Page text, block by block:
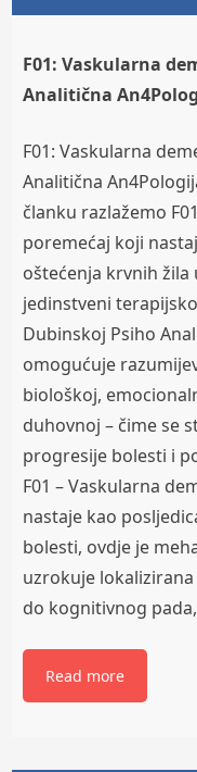
F01: Vaskularna
Analitična
F01: Vaskularna
Analitična
članku razlažemo
poremećaj koji
oštećenja krvnih
jedinstveni
Dubinskoj Psiho
omogućuje
biološkoj,
duhovnoj – čime se
progresije bolesti i
F01 – Vaskularna
nastaje kao
bolesti, ovdje je
uzrokuje
do kognitivnog
Read more